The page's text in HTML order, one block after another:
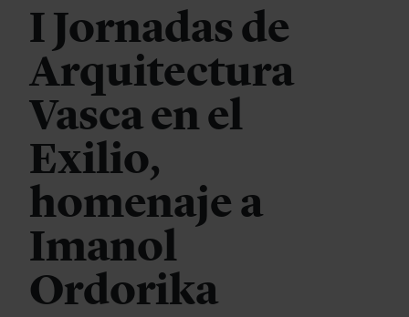
I Jornadas de
Arquitectura
Vasca en el
Exilio,
homenaje a
Imanol
Ordorika